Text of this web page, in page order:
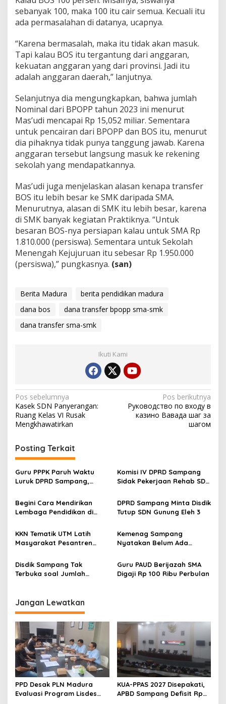
sebanyak 100, maka 100 itu cair semua. Kecuali itu
ada permasalahan di datanya, ucapnya.
“Karena bermasalah, maka itu tidak akan masuk.
Tapi kalau BOS itu tergantung dari anggaran,
kekuatan anggaran yang dari provinsi. Jadi itu
adalah anggaran daerah,” lanjutnya.
Selanjutnya dia mengungkapkan, bahwa jumlah
Nominal dari BPOPP tahun 2023 ini menurut
Mas’udi mencapai Rp 15,052 miliar. Sementara
untuk pencairan dari BPOPP dan BOS itu, menurut
dia pihaknya tidak punya tanggung jawab. Karena
anggaran tersebut langsung masuk ke rekening
sekolah yang mendapatkannya.
Mas’udi juga menjelaskan alasan kenapa transfer
BOS itu lebih besar ke SMK daripada SMA.
Menurutnya, alasan di SMK itu lebih besar, karena
di SMK banyak kegiatan Praktiknya. “Untuk
besaran BOS-nya persiapan kalau untuk SMA Rp
1.810.000 (persiswa). Sementara untuk Sekolah
Menengah Kejujuruan itu sebesar Rp 1.950.000
(persiswa),” pungkasnya. (san)
Berita Madura
berita pendidikan madura
dana bos
dana transfer bpopp sma-smk
dana transfer sma-smk
Ikuti Kami
Navigasi
pos
Pos sebelumnya
Kasek SDN Panyerangan:
Ruang Kelas VI Rusak
Mengkhawatirkan
Pos berikutnya
Руководство по входу в
казино Вавада шаг за
шагом
Posting Terkait
Guru PPPK Paruh Waktu
Luruk DPRD Sampang,
Kesejahteraannya
Komisi IV DPRD Sampang
Sidak Pekerjaan Rehab SDN
Begini Cara Mendirikan
Lembaga Pendidikan di
DPRD Sampang Minta Disdik
Tutup SDN Gunung Eleh 3
KKN Tematik UTM Latih
Masyarakat Pesantren
Kemenag Sampang
Nyatakan Belum Ada
Disdik Sampang Tak
Terbuka soal Jumlah
Guru PAUD Berijazah SMA
Digaji Rp 100 Ribu Perbulan
Jangan Lewatkan
PPD Desak PLN Madura
Evaluasi Program Lisdes
KUA-PPAS 2027 Disepakati,
APBD Sampang Defisit Rp